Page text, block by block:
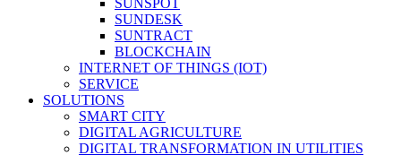
SUNDESK
SUNTRACT
BLOCKCHAIN
INTERNET OF THINGS (IOT)
SERVICE
SOLUTIONS
SMART CITY
DIGITAL AGRICULTURE
DIGITAL TRANSFORMATION IN UTILITIES